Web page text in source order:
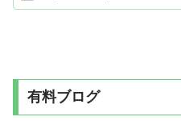
有料ブログ